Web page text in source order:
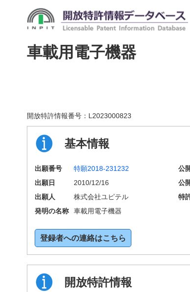
車載用電子機器
開放特許情報番号： L2023000823
基本情報
出願番号 特願2018-231232 公
出願日
2010/12/16 公
出願人
株式会社ユピテル 特
発明の名称
車載用電子機器
登録者への連絡はこちら
開放特許情報